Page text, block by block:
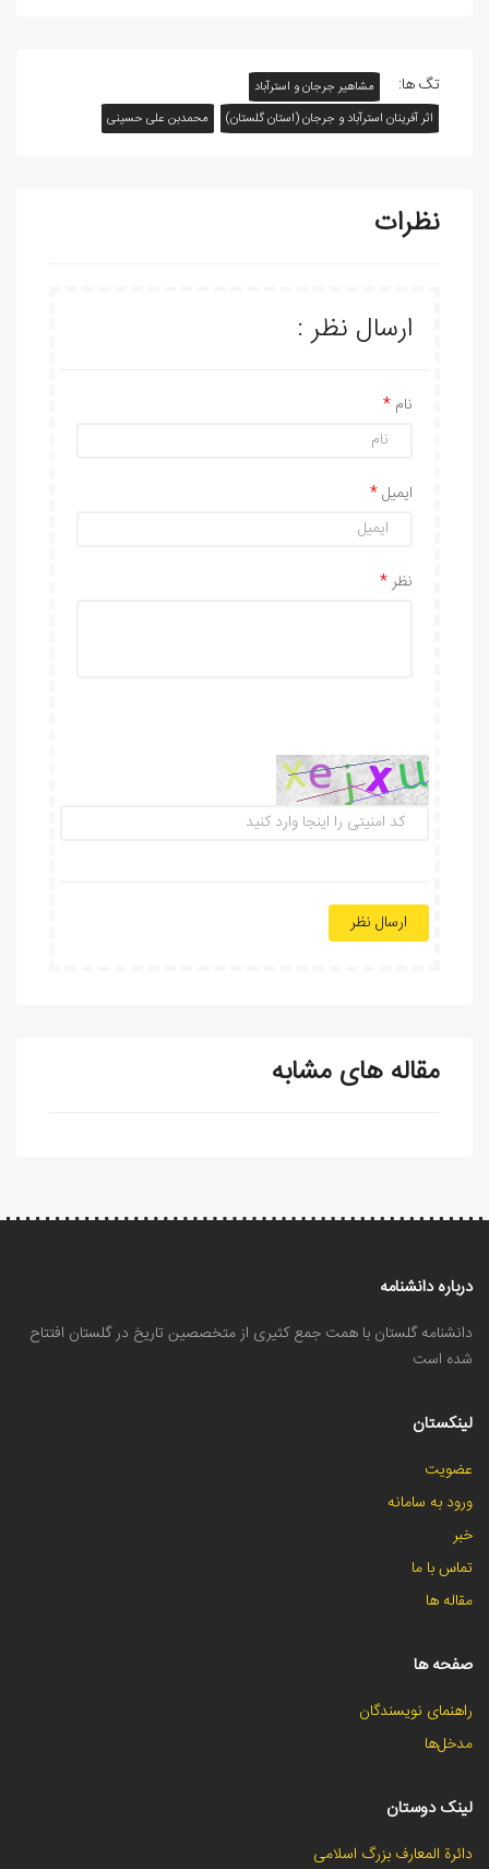
تگ ها:
مشاهیر جرجان و استرآباد
اثر آفرينان استرآباد و جرجان (استان گلستان)
محمدبن علی حسینی
نظرات
ارسال نظر :
نام
ایمیل
نظر
ارسال نظر
مقاله های مشابه
درباره دانشنامه
دانشنامه گلستان با همت جمع کثیری از متخصصین تاریخ در گلستان افتتاح
شده است
لینکستان
عضویت
ورود به سامانه
خبر
تماس با ما
مقاله ها
صفحه ها
راهنمای نویسندگان
مدخل‌ها
لینک دوستان
دائرة المعارف بزرگ اسلامی